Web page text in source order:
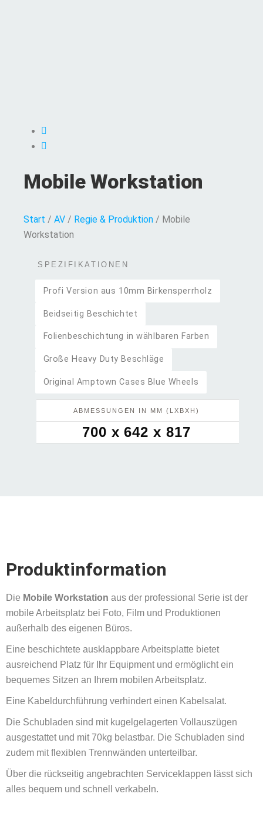
Mobile Workstation
Start / AV / Regie & Produktion / Mobile
Workstation
SPEZIFIKATIONEN
Profi Version aus 10mm Birkensperrholz
Beidseitig Beschichtet
Folienbeschichtung in wählbaren Farben
Große Heavy Duty Beschläge
Original Amptown Cases Blue Wheels
ABMESSUNGEN IN MM (LXBXH)
700 x 642 x 817
Produktinformation
Die Mobile Workstation aus der professional Serie ist der
mobile Arbeitsplatz bei Foto, Film und Produktionen
außerhalb des eigenen Büros.
Eine beschichtete ausklappbare Arbeitsplatte bietet
ausreichend Platz für Ihr Equipment und ermöglicht ein
bequemes Sitzen an Ihrem mobilen Arbeitsplatz.
Eine Kabeldurchführung verhindert einen Kabelsalat.
Die Schubladen sind mit kugelgelagerten Vollauszügen
ausgestattet und mit 70kg belastbar. Die Schubladen sind
zudem mit flexiblen Trennwänden unterteilbar.
Über die rückseitig angebrachten Serviceklappen lässt sich
alles bequem und schnell verkabeln.